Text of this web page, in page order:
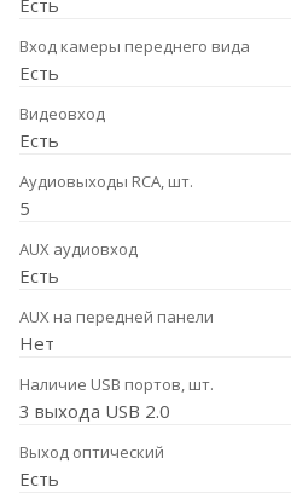
Есть
Вход камеры переднего вида
Есть
Видеовход
Есть
Аудиовыходы RCA, шт.
5
AUX аудиовход
Есть
AUX на передней панели
Нет
Наличие USB портов, шт.
3 выхода USB 2.0
Выход оптический
Есть